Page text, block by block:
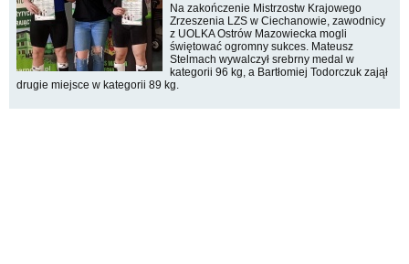
Na zakończenie Mistrzostw Krajowego
Zrzeszenia LZS w Ciechanowie, zawodnicy
z UOLKA Ostrów Mazowiecka mogli
świętować ogromny sukces. Mateusz
Stelmach wywalczył srebrny medal w
kategorii 96 kg, a Bartłomiej Todorczuk zajął
drugie miejsce w kategorii 89 kg.